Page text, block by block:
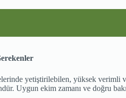
yetiştirilebilen, yüksek verimli
Uygun ekim zamanı ve doğru